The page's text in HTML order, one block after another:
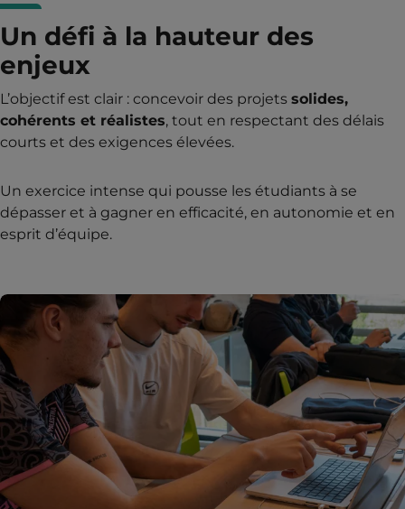
Un défi à la hauteur des
enjeux
L’objectif est clair : concevoir des projets solides,
cohérents et réalistes, tout en respectant des délais
courts et des exigences élevées.
Un exercice intense qui pousse les étudiants à se
dépasser et à gagner en efficacité, en autonomie et en
esprit d’équipe.